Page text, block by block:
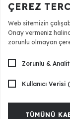
Laura Tv Sehpası
ÇEREZ
Web sitemizin
Onay vermeniz
zorunlu olmayan
Zorunlu &
Kullanıcı Verisi
TÜMÜNÜ